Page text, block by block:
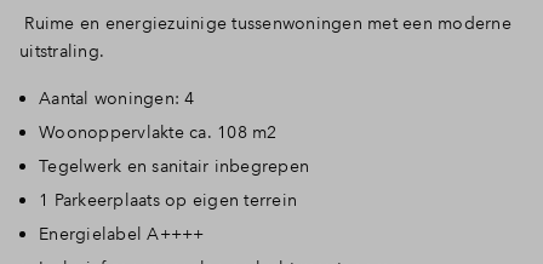
Ruime en energiezuinige tussenwoningen met een moderne
uitstraling.
Aantal woningen: 4
Woonoppervlakte ca. 108 m2
Tegelwerk en sanitair inbegrepen
1 Parkeerplaats op eigen terrein
Energielabel A++++